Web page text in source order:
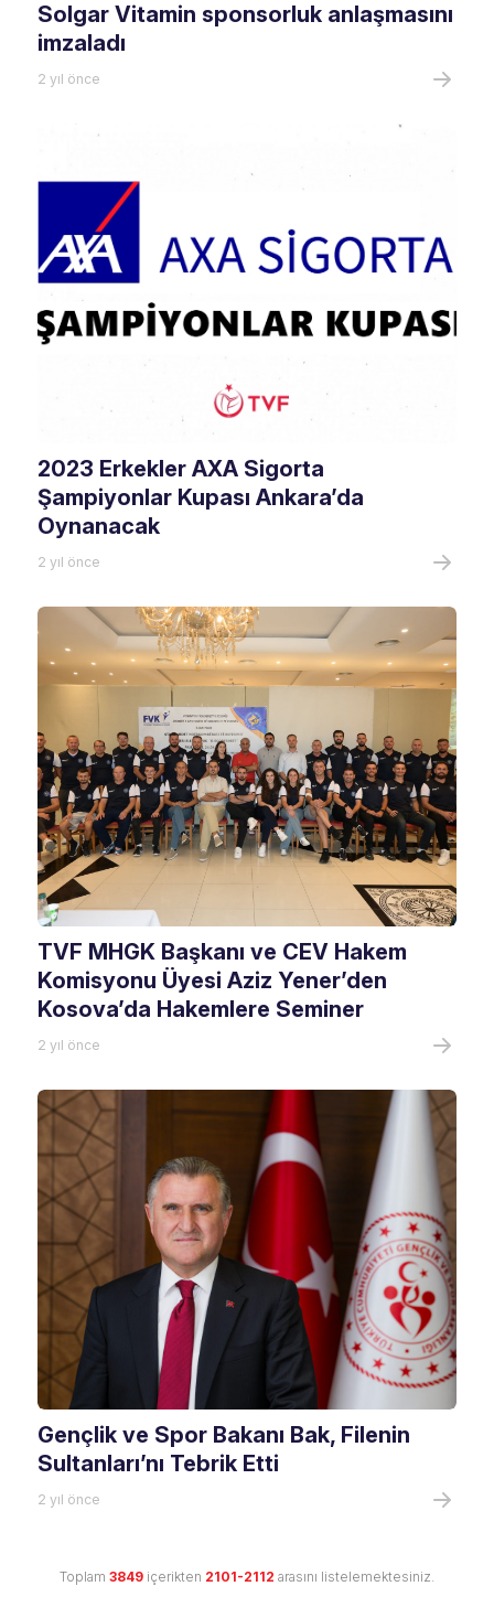
Solgar Vitamin sponsorluk anlaşmasını
imzaladı
2 yıl önce
2023 Erkekler AXA Sigorta
Şampiyonlar Kupası Ankara’da
Oynanacak
2 yıl önce
TVF MHGK Başkanı ve CEV Hakem
Komisyonu Üyesi Aziz Yener’den
Kosova’da Hakemlere Seminer
2 yıl önce
Gençlik ve Spor Bakanı Bak, Filenin
Sultanları’nı Tebrik Etti
2 yıl önce
Toplam 3849 içerikten 2101-2112 arasını listelemektesiniz.